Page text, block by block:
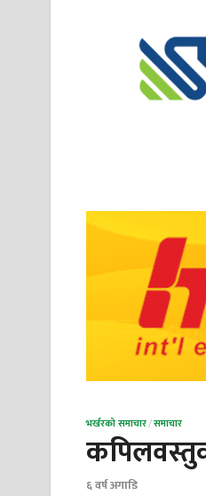
भर्खरको समाचार/समाचार
६ वर्ष अगाडि